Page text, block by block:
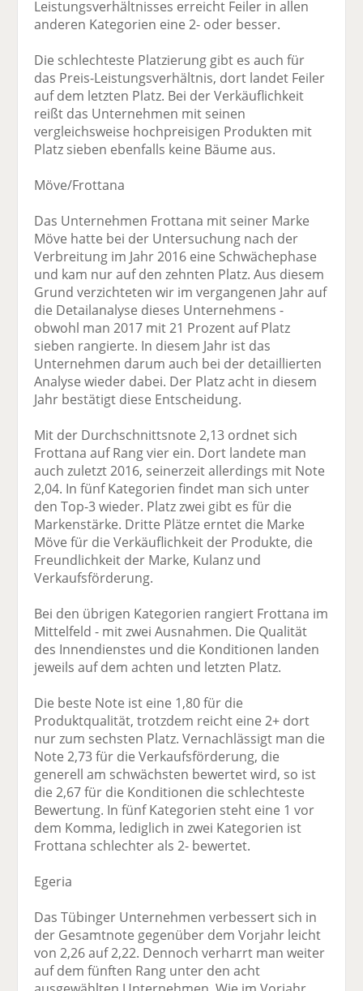
Leistungsverhältnisses erreicht Feiler in allen
anderen Kategorien eine 2- oder besser.
Die schlechteste Platzierung gibt es auch für
das Preis-Leistungsverhältnis, dort landet Feiler
auf dem letzten Platz. Bei der Verkäuflichkeit
reißt das Unternehmen mit seinen
vergleichsweise hochpreisigen Produkten mit
Platz sieben ebenfalls keine Bäume aus.
Möve/Frottana
Das Unternehmen Frottana mit seiner Marke
Möve hatte bei der Untersuchung nach der
Verbreitung im Jahr 2016 eine Schwächephase
und kam nur auf den zehnten Platz. Aus diesem
Grund verzichteten wir im vergangenen Jahr auf
die Detailanalyse dieses Unternehmens -
obwohl man 2017 mit 21 Prozent auf Platz
sieben rangierte. In diesem Jahr ist das
Unternehmen darum auch bei der detaillierten
Analyse wieder dabei. Der Platz acht in diesem
Jahr bestätigt diese Entscheidung.
Mit der Durchschnittsnote 2,13 ordnet sich
Frottana auf Rang vier ein. Dort landete man
auch zuletzt 2016, seinerzeit allerdings mit Note
2,04. In fünf Kategorien findet man sich unter
den Top-3 wieder. Platz zwei gibt es für die
Markenstärke. Dritte Plätze erntet die Marke
Möve für die Verkäuflichkeit der Produkte, die
Freundlichkeit der Marke, Kulanz und
Verkaufsförderung.
Bei den übrigen Kategorien rangiert Frottana im
Mittelfeld - mit zwei Ausnahmen. Die Qualität
des Innendienstes und die Konditionen landen
jeweils auf dem achten und letzten Platz.
Die beste Note ist eine 1,80 für die
Produktqualität, trotzdem reicht eine 2+ dort
nur zum sechsten Platz. Vernachlässigt man die
Note 2,73 für die Verkaufsförderung, die
generell am schwächsten bewertet wird, so ist
die 2,67 für die Konditionen die schlechteste
Bewertung. In fünf Kategorien steht eine 1 vor
dem Komma, lediglich in zwei Kategorien ist
Frottana schlechter als 2- bewertet.
Egeria
Das Tübinger Unternehmen verbessert sich in
der Gesamtnote gegenüber dem Vorjahr leicht
von 2,26 auf 2,22. Dennoch verharrt man weiter
auf dem fünften Rang unter den acht